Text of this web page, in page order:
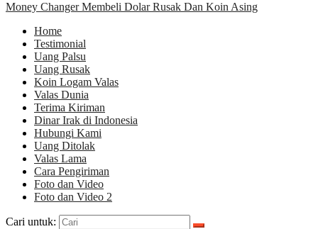
Money Changer Membeli Dolar Rusak Dan Koin Asing
Home
Testimonial
Uang Palsu
Uang Rusak
Koin Logam Valas
Valas Dunia
Terima Kiriman
Dinar Irak di Indonesia
Hubungi Kami
Uang Ditolak
Valas Lama
Cara Pengiriman
Foto dan Video
Foto dan Video 2
Cari untuk: